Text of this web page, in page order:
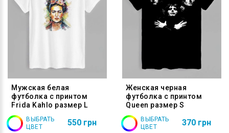
Мужская белая
футболка с принтом
Frida Kahlo размер L
ВЫБРАТЬ
ЦВЕТ
550 грн
Женская черная
футболка с принтом
Queen размер S
ВЫБРАТЬ
ЦВЕТ
370 грн